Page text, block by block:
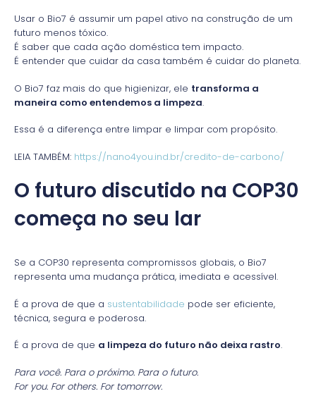
Usar o Bio7 é assumir um papel ativo na construção de um
futuro menos tóxico.
É saber que cada ação doméstica tem impacto.
É entender que cuidar da casa também é cuidar do planeta.
O Bio7 faz mais do que higienizar, ele transforma a
maneira como entendemos a limpeza.
Essa é a diferença entre limpar e limpar com propósito.
LEIA TAMBÉM: https://nano4you.ind.br/credito-de-carbono/
O futuro discutido na COP30
começa no seu lar
Se a COP30 representa compromissos globais, o Bio7
representa uma mudança prática, imediata e acessível.
É a prova de que a sustentabilidade pode ser eficiente,
técnica, segura e poderosa.
É a prova de que a limpeza do futuro não deixa rastro.
Para você. Para o próximo. Para o futuro.
For you. For others. For tomorrow.